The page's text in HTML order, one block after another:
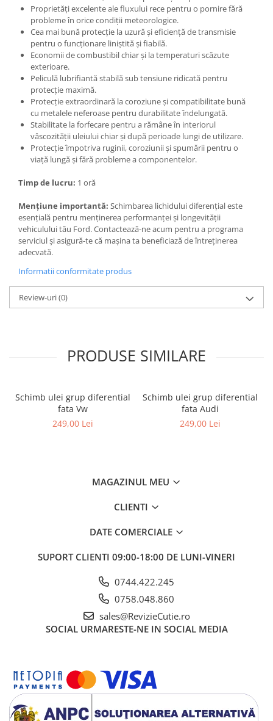
Proprietăți excelente ale fluxului rece pentru o pornire fără
probleme în orice condiții meteorologice.
Cea mai bună protecție la uzură și eficiență de transmisie
pentru o funcționare liniștită și fiabilă.
Economii de combustibil chiar și la temperaturi scăzute
exterioare.
Peliculă lubrifiantă stabilă sub tensiune ridicată pentru
protecție maximă.
Protecție extraordinară la coroziune și compatibilitate bună
cu metalele neferoase pentru durabilitate îndelungată.
Stabilitate la forfecare pentru a rămâne în interiorul
vâscozității uleiului chiar și după perioade lungi de utilizare.
Protecție împotriva ruginii, coroziunii și spumării pentru o
viață lungă și fără probleme a componentelor.
Timp de lucru: 1 oră
Mențiune importantă: Schimbarea lichidului diferențial este
esențială pentru menținerea performanței și longevității
vehiculului tău Ford. Contactează-ne acum pentru a programa
serviciul și asigură-te că mașina ta beneficiază de întreținerea
adecvată.
Informatii conformitate produs
Review-uri(0)
PRODUSE SIMILARE
Schimb ulei grup diferential
fata Vw
249,00 Lei
Schimb ulei grup diferential
fata Audi
249,00 Lei
MAGAZINUL MEU
CLIENTI
DATE COMERCIALE
SUPORT CLIENTI 09:00-18:00 DE LUNI-VINERI
0744.422.245
0758.048.860
sales@RevizieCutie.ro
SOCIAL URMARESTE-NE IN SOCIAL MEDIA